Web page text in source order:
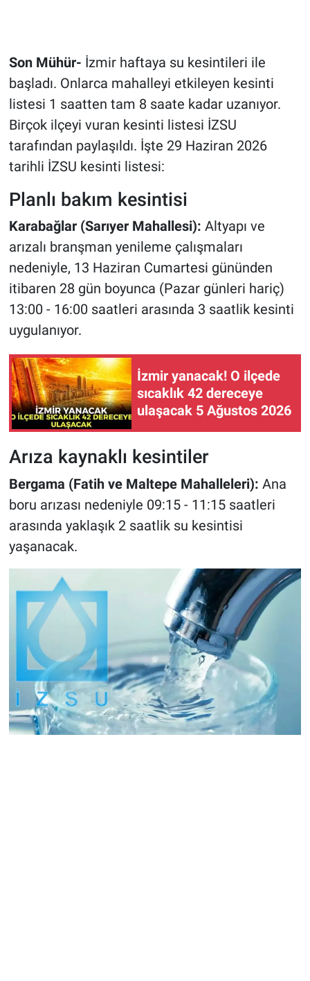
Son Mühür- İzmir haftaya su kesintileri ile
başladı. Onlarca mahalleyi etkileyen kesinti
listesi 1 saatten tam 8 saate kadar uzanıyor.
Birçok ilçeyi vuran kesinti listesi İZSU
tarafından paylaşıldı. İşte 29 Haziran 2026
tarihli İZSU kesinti listesi:
Planlı bakım kesintisi
Karabağlar (Sarıyer Mahallesi): Altyapı ve
arızalı branşman yenileme çalışmaları
nedeniyle, 13 Haziran Cumartesi gününden
itibaren 28 gün boyunca (Pazar günleri hariç)
13:00 - 16:00 saatleri arasında 3 saatlik kesinti
uygulanıyor.
İzmir yanacak! O ilçede
sıcaklık 42 dereceye
ulaşacak 5 Ağustos 2026
Arıza kaynaklı kesintiler
Bergama (Fatih ve Maltepe Mahalleleri): Ana
boru arızası nedeniyle 09:15 - 11:15 saatleri
arasında yaklaşık 2 saatlik su kesintisi
yaşanacak.